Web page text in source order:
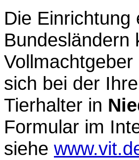
Die Einrichtung
Bundesländern
sich bei der
Tierhalter in
Formular im
siehe